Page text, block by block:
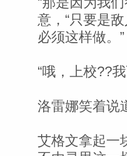
意，“只要是
必须这样做。”
“哦，上校??
洛雷娜笑着说
艾格文拿起一